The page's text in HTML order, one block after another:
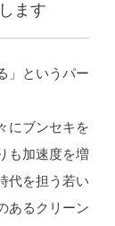
ます
」というパー
にブンセキを
も加速度を増
代を担う若い
あるクリーン